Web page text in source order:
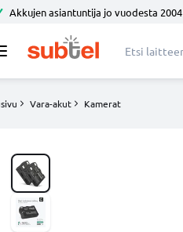
Akkujen asiantuntija jo vuodesta 2004
Vara-akut Kamerat